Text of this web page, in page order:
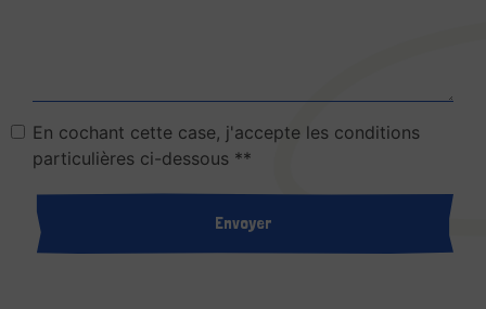
En cochant cette case, j'accepte les conditions
particulières ci-dessous **
Envoyer